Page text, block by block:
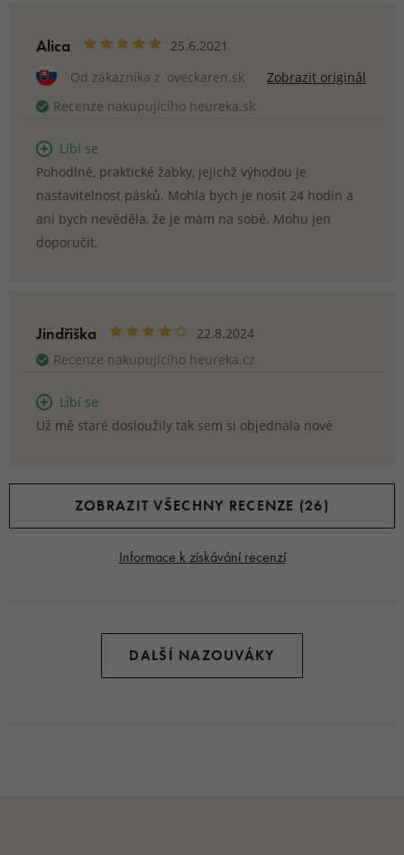
Alica
25.6.2021
Od zákazníka z oveckaren.sk
Zobrazit originál
Recenze nakupujícího heureka.sk
Líbí se
Pohodlné, praktické žabky, jejichž výhodou je
nastavitelnost pásků. Mohla bych je nosit 24 hodin a
ani bych nevěděla, že je mám na sobě. Mohu jen
doporučit.
Jindřiška
22.8.2024
Recenze nakupujícího heureka.cz
Líbí se
Už mě staré dosloužily tak sem si objednala nové
ZOBRAZIT VŠECHNY RECENZE (26)
Informace k získávání recenzí
DALŠÍ NAZOUVÁKY